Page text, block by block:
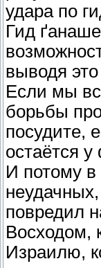
удара по
Гид
выводя
Если мы
борьбы
посудите,
остаётся
И потому в
повредил
Восходом,
Израилю,